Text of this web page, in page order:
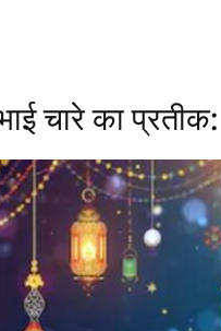
चारे का प्रतीक: